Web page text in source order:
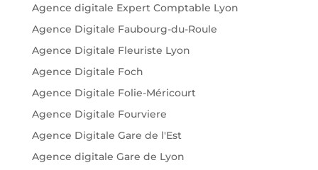
Agence digitale Expert Comptable Lyon
Agence Digitale Faubourg-du-Roule
Agence Digitale Fleuriste Lyon
Agence Digitale Foch
Agence Digitale Folie-Méricourt
Agence Digitale Fourviere
Agence Digitale Gare de l'Est
Agence digitale Gare de Lyon